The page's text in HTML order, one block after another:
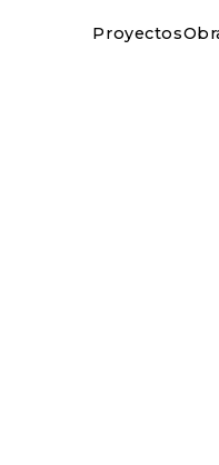
Proyectos